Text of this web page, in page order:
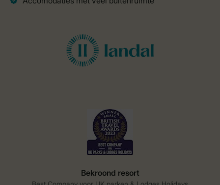
Bekroond resort